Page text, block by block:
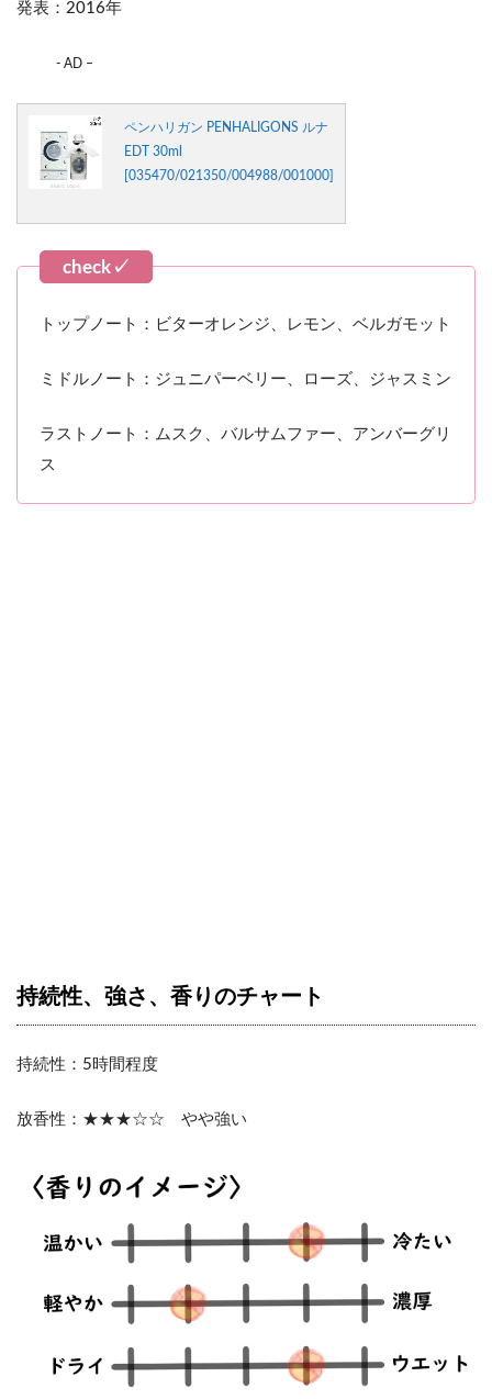
発表：2016年
- AD –
ペンハリガン PENHALIGONS ルナ
EDT 30ml
[035470/021350/004988/001000]
トップノート：ビターオレンジ、レモン、ベルガモット
ミドルノート：ジュニパーベリー、ローズ、ジャスミン
ラストノート：ムスク、バルサムファー、アンバーグリ
ス
持続性、強さ、香りのチャート
持続性：5時間程度
放香性：★★★☆☆ やや強い